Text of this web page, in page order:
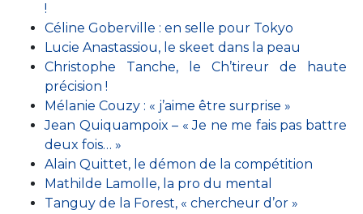
!
Céline Goberville : en selle pour Tokyo
Lucie Anastassiou, le skeet dans la peau
Christophe Tanche, le Ch’tireur de haute
précision !
Mélanie Couzy : « j’aime être surprise »
Jean Quiquampoix – « Je ne me fais pas battre
deux fois… »
Alain Quittet, le démon de la compétition
Mathilde Lamolle, la pro du mental
Tanguy de la Forest, « chercheur d’or »